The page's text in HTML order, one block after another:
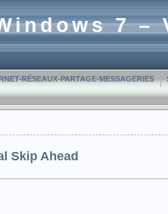
7 –
RÉSEAUX-PARTAGE-MESSAGERIES
Skip Ahead